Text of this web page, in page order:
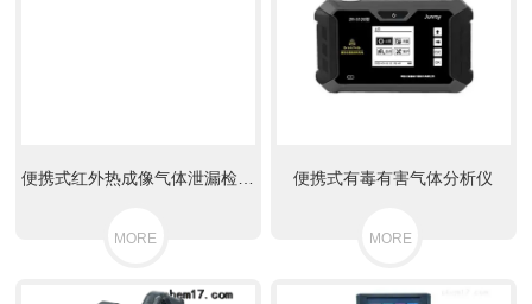
便携式红外热成像气体泄漏检测仪
MORE
便携式有毒有害气体分析仪
MORE